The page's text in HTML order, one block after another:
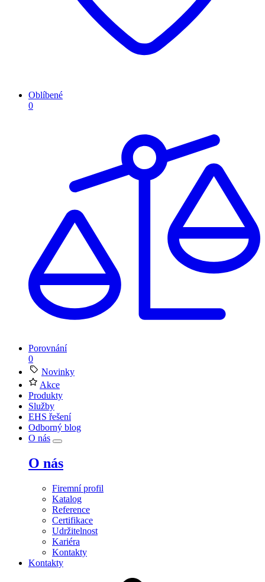
Oblíbené
0
Porovnání
0
Novinky
Akce
Produkty
Služby
EHS řešení
Odborný blog
O nás
O nás
Firemní profil
Katalog
Reference
Certifikace
Udržitelnost
Kariéra
Kontakty
Kontakty